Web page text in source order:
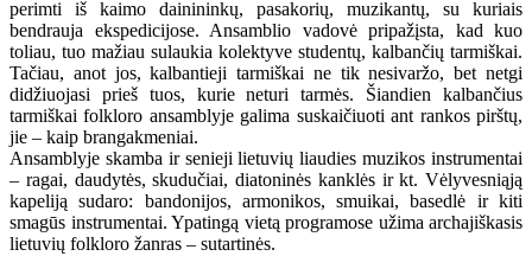
perimti iš kaimo dainininkų, pasakorių, muzikantų, su kuriais
bendrauja ekspedicijose. Ansamblio vadovė pripažįsta, kad kuo
toliau, tuo mažiau sulaukia kolektyve studentų, kalbančių tarmiškai.
Tačiau, anot jos, kalbantieji tarmiškai ne tik nesivaržo, bet netgi
didžiuojasi prieš tuos, kurie neturi tarmės. Šiandien kalbančius
tarmiškai folkloro ansamblyje galima suskaičiuoti ant rankos pirštų,
jie – kaip brangakmeniai.
Ansamblyje skamba ir senieji lietuvių liaudies muzikos instrumentai
– ragai, daudytės, skudučiai, diatoninės kanklės ir kt. Vėlyvesniąją
kapeliją sudaro: bandonijos, armonikos, smuikai, basedlė ir kiti
smagūs instrumentai. Ypatingą vietą programose užima archajiškasis
lietuvių folkloro žanras – sutartinės.